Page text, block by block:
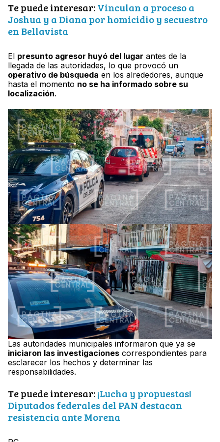
Te puede interesar:Vinculan a proceso a
Joshua y a Diana por homicidio y secuestro
en Bellavista
El presunto agresor huyó del lugar antes de la
llegada de las autoridades, lo que provocó un
operativo de búsqueda en los alrededores, aunque
hasta el momento no se ha informado sobre su
localización.
Las autoridades municipales informaron que ya se
iniciaron las investigaciones correspondientes para
esclarecer los hechos y determinar las
responsabilidades.
Te puede interesar:¡Lucha y propuestas!
Diputados federales del PAN destacan
resistencia ante Morena